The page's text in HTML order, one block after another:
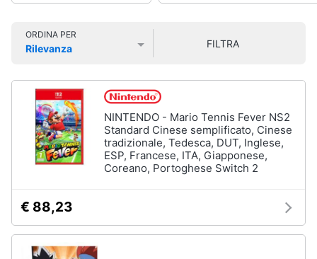
Videogiochi
e
musica
Clima
Brico
e
Giardinaggio
ORDINA PER
Rilevanza
FILTRA
NINTENDO - Mario Tennis Fever NS2
Standard Cinese semplificato, Cinese
tradizionale, Tedesca, DUT, Inglese,
ESP, Francese, ITA, Giapponese,
Coreano, Portoghese Switch 2
€ 88,23